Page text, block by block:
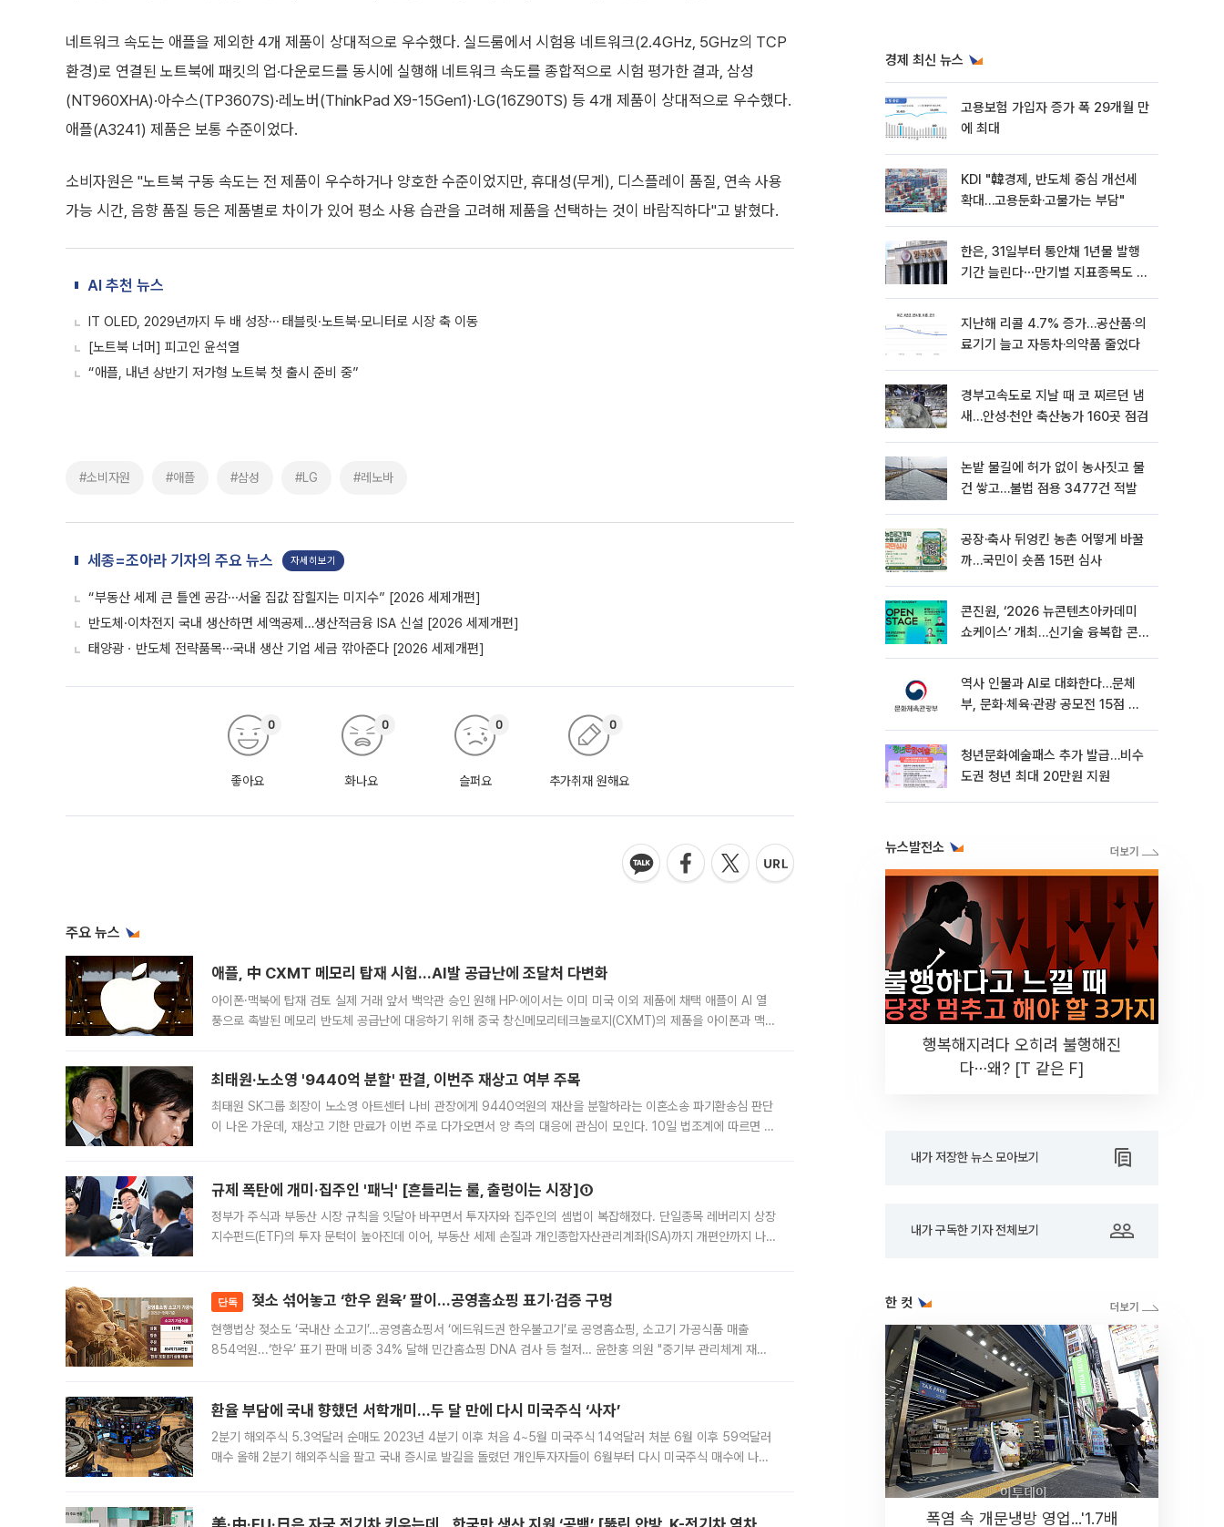
네트워크 속도는 애플을 제외한 4개 제품이 상대적으로 우수했다. 실드룸에서 시험용 네트워크(2.4GHz, 5GHz의 TCP
환경)로 연결된 노트북에 패킷의 업·다운로드를 동시에 실행해 네트워크 속도를 종합적으로 시험 평가한 결과, 삼성
(NT960XHA)·아수스(TP3607S)·레노버(ThinkPad X9-15Gen1)·LG(16Z90TS) 등 4개 제품이 상대적으로 우수했다.
애플(A3241) 제품은 보통 수준이었다.
소비자원은 "노트북 구동 속도는 전 제품이 우수하거나 양호한 수준이었지만, 휴대성(무게), 디스플레이 품질, 연속 사용
가능 시간, 음향 품질 등은 제품별로 차이가 있어 평소 사용 습관을 고려해 제품을 선택하는 것이 바람직하다"고 밝혔다.
AI 추천 뉴스
IT OLED, 2029년까지 두 배 성장⋯ 태블릿·노트북·모니터로 시장 축 이동
[노트북 너머] 피고인 윤석열
“애플, 내년 상반기 저가형 노트북 첫 출시 준비 중”
#소비자원 #애플 #삼성 #LG #레노바
세종=조아라 기자의 주요 뉴스 자세히보기
“부동산 세제 큰 틀엔 공감⋯서울 집값 잡힐지는 미지수” [2026 세제개편]
반도체·이차전지 국내 생산하면 세액공제…생산적금융 ISA 신설 [2026 세제개편]
태양광ㆍ반도체 전략품목⋯국내 생산 기업 세금 깎아준다 [2026 세제개편]
좋아요
0
화나요
0
슬퍼요
0
추가취재 원해요
0
주요 뉴스
애플, 中 CXMT 메모리 탑재 시험…AI발 공급난에 조달처 다변화
아이폰·맥북에 탑재 검토 실제 거래 앞서 백악관 승인 원해 HP·에이서는 이미 미국 이외 제품에 채택 애플이 AI 열
풍으로 촉발된 메모리 반도체 공급난에 대응하기 위해 중국 창신메모리테크놀로지(CXMT)의 제품을 아이폰과 맥북
최태원·노소영 '9440억 분할' 판결, 이번주 재상고 여부 주목
최태원 SK그룹 회장이 노소영 아트센터 나비 관장에게 9440억원의 재산을 분할하라는 이혼소송 파기환송심 판단
이 나온 가운데, 재상고 기한 만료가 이번 주로 다가오면서 양 측의 대응에 관심이 모인다. 10일 법조계에 따르면 최
규제 폭탄에 개미·집주인 '패닉' [흔들리는 룰, 출렁이는 시장]①
정부가 주식과 부동산 시장 규칙을 잇달아 바꾸면서 투자자와 집주인의 셈법이 복잡해졌다. 단일종목 레버리지 상장
지수펀드(ETF)의 투자 문턱이 높아진데 이어, 부동산 세제 손질과 개인종합자산관리계좌(ISA)까지 개편안까지 나
단독 젖소 섞어놓고 ‘한우 원육’ 팔이...공영홈쇼핑 표기·검증 구멍
현행법상 젖소도 ‘국내산 소고기’…공영홈쇼핑서 ‘에드워드권 한우불고기’로 공영홈쇼핑, 소고기 가공식품 매출
854억원...‘한우’ 표기 판매 비중 34% 달해 민간홈쇼핑 DNA 검사 등 철저… 윤한홍 의원 "중기부 관리체계 재설
환율 부담에 국내 향했던 서학개미…두 달 만에 다시 미국주식 ‘사자’
2분기 해외주식 5.3억달러 순매도 2023년 4분기 이후 처음 4~5월 미국주식 14억달러 처분 6월 이후 59억달러
매수 올해 2분기 해외주식을 팔고 국내 증시로 발길을 돌렸던 개인투자자들이 6월부터 다시 미국주식 매수에 나선
경제 최신 뉴스
고용보험 가입자 증가 폭 29개월 만
에 최대
KDI "韓경제, 반도체 중심 개선세
확대…고용둔화·고물가는 부담"
한은, 31일부터 통안채 1년물 발행
기간 늘린다⋯만기별 지표종목도 도
지난해 리콜 4.7% 증가…공산품·의
료기기 늘고 자동차·의약품 줄었다
경부고속도로 지날 때 코 찌르던 냄
새…안성·천안 축산농가 160곳 점검
논밭 물길에 허가 없이 농사짓고 물
건 쌓고…불법 점용 3477건 적발
공장·축사 뒤엉킨 농촌 어떻게 바꿀
까…국민이 숏폼 15편 심사
콘진원, ‘2026 뉴콘텐츠아카데미
쇼케이스’ 개최…신기술 융복합 콘
역사 인물과 AI로 대화한다…문체
부, 문화·체육·관광 공모전 15점 선
청년문화예술패스 추가 발급…비수
도권 청년 최대 20만원 지원
뉴스발전소
행복해지려다 오히려 불행해진
다⋯왜? [T 같은 F]
내가 저장한 뉴스 모아보기
내가 구독한 기자 전체보기
한 컷
폭염 속 개문냉방 영업...'1.7배